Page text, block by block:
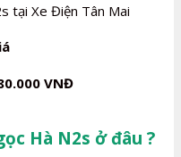
tại Xe Điện Tân Mai
VNĐ
Hà N2s ở đâu ?